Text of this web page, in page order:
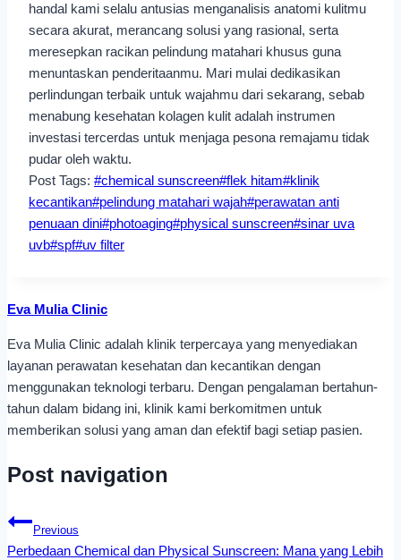
handal kami selalu antusias menganalisis anatomi kulitmu
secara akurat, merancang solusi yang rasional, serta
meresepkan racikan pelindung matahari khusus guna
menuntaskan penderitaanmu. Mari mulai dedikasikan
perlindungan terbaik untuk wajahmu dari sekarang, sebab
menabung kesehatan kolagen kulit adalah instrumen
investasi tercerdas untuk menjaga pesona remajamu tidak
pudar oleh waktu.
Post Tags: #chemical sunscreen#flek hitam#klinik
kecantikan#pelindung matahari wajah#perawatan anti
penuaan dini#photoaging#physical sunscreen#sinar uva
uvb#spf#uv filter
Eva Mulia Clinic
Eva Mulia Clinic adalah klinik terpercaya yang menyediakan
layanan perawatan kesehatan dan kecantikan dengan
menggunakan teknologi terbaru. Dengan pengalaman bertahun-
tahun dalam bidang ini, klinik kami berkomitmen untuk
memberikan solusi yang aman dan efektif bagi setiap pasien.
Post navigation
Previous
Perbedaan Chemical dan Physical Sunscreen: Mana yang Lebih